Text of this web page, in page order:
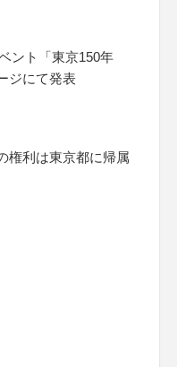
ント「東京150年
ジにて発表
権利は東京都に帰属